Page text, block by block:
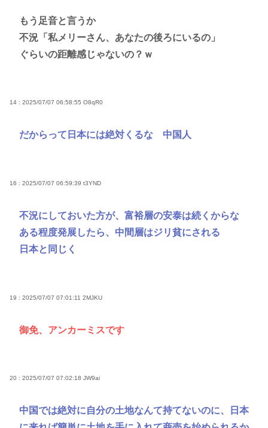
もう足音と言うか
不況「私メリーさん、あなたの後ろにいるの」
ぐらいの距離感じゃないの？ｗ
14 : 2025/07/07 06:58:55 O8qR0
だからって日本には絶対くるな 中国人
16 : 2025/07/07 06:59:39 t3YND
不況にしておいた方が、富裕層の安泰は続くからな
ある程度発展したら、中間層はジリ貧にされる
日本と同じく
19 : 2025/07/07 07:01:11 2MJKU
御免、アンカーミスです
20 : 2025/07/07 07:02:18 JW9ai
中国では絶対に自分の土地なんて持てないのに、日本